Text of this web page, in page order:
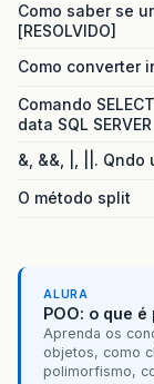
Como saber se
[RESOLVIDO]
Como converter
Comando
data SQL SERVER
&, &&, |, ||. Qndo
O método split
ALURA
POO: o que
Aprenda os
objetos, como
polimorfismo,